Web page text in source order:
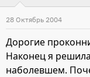
т
е
ы
а
л
а
28 Октябрь 2004
Дорогие
Наконец я
наболевшем.